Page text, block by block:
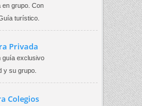
en grupo. Con
turístico.
Privada
guía exclusivo
y su grupo.
Colegios